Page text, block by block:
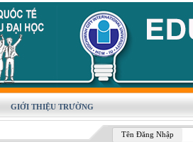
GIỚI THIỆU TRƯỜNG
Tên Đăng Nhập